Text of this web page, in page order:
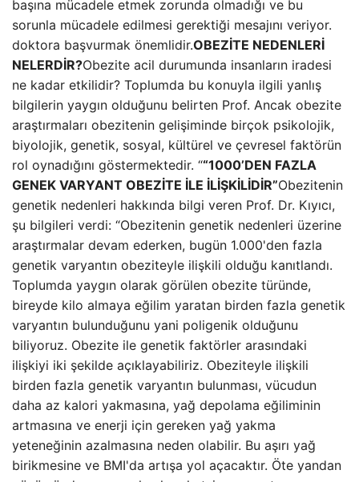
başına mücadele etmek zorunda olmadığı ve bu
sorunla mücadele edilmesi gerektiği mesajını veriyor.
doktora başvurmak önemlidir.OBEZİTE NEDENLERİ
NELERDİR?Obezite acil durumunda insanların iradesi
ne kadar etkilidir? Toplumda bu konuyla ilgili yanlış
bilgilerin yaygın olduğunu belirten Prof. Ancak obezite
araştırmaları obezitenin gelişiminde birçok psikolojik,
biyolojik, genetik, sosyal, kültürel ve çevresel faktörün
rol oynadığını göstermektedir. ““1000’DEN FAZLA
GENEK VARYANT OBEZİTE İLE İLİŞKİLİDİR”Obezitenin
genetik nedenleri hakkında bilgi veren Prof. Dr. Kıyıcı,
şu bilgileri verdi: “Obezitenin genetik nedenleri üzerine
araştırmalar devam ederken, bugün 1.000'den fazla
genetik varyantın obeziteyle ilişkili olduğu kanıtlandı.
Toplumda yaygın olarak görülen obezite türünde,
bireyde kilo almaya eğilim yaratan birden fazla genetik
varyantın bulunduğunu yani poligenik olduğunu
biliyoruz. Obezite ile genetik faktörler arasındaki
ilişkiyi iki şekilde açıklayabiliriz. Obeziteyle ilişkili
birden fazla genetik varyantın bulunması, vücudun
daha az kalori yakmasına, yağ depolama eğiliminin
artmasına ve enerji için gereken yağ yakma
yeteneğinin azalmasına neden olabilir. Bu aşırı yağ
birikmesine ve BMI'da artışa yol açacaktır. Öte yandan